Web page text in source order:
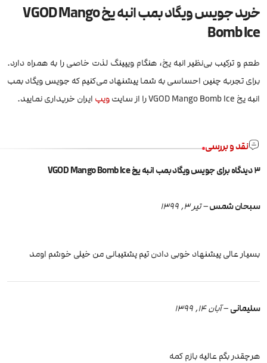
خرید جویس ویگاد بمب انبه یخ VGOD Mango
Bomb Ice
طعم و ترکیب بی‌نظیر انبه یخ، هنگام ویپینگ لذت خاصی را به همراه دارد.
برای تجربه چنین احساسی به شما پیشنهاد می‌کنیم که جویس ویگاد بمب
انبه یخ VGOD Mango Bomb Ice را از سایت
ویپ ایران خریداری نمایید.
نقد و بررسی
3 دیدگاه برای جویس ویگاد بمب انبه یخ VGOD Mango Bomb Ice
سبحان شمس– تیر 3, 1399
بسیار عالی پیشنهاد خوبی دادن تیم پشتیبانی من خیلی خوشم اومد
سلیمانی–آبان 14, 1399
هرچقدر بگم عالیه بازم کمه